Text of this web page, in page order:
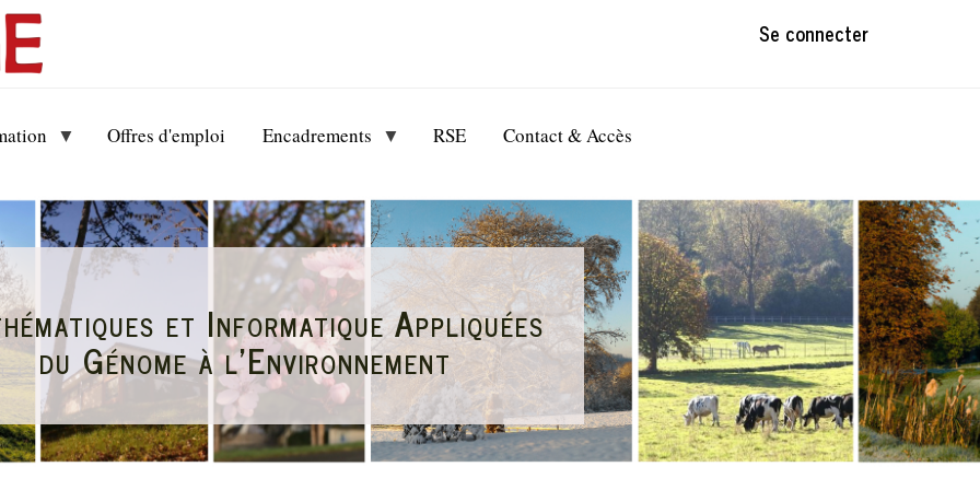
Se connecter
Offres d'emploi Encadrements RSE Contact & Accès
et Informatique Appliquées
du Génome à l'Environnement